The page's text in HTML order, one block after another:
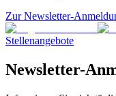
Zur Newsletter-
Stellenangebote
Newsletter-